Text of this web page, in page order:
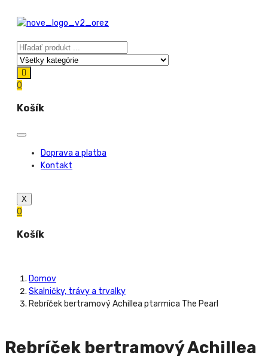
0
Košík
Doprava a platba
Kontakt
X
0
Košík
Domov
Skalničky, trávy a trvalky
Rebríček bertramový Achillea ptarmica The Pearl
Rebríček bertramový Achillea